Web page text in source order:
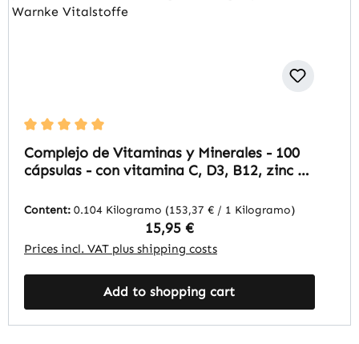
Average rating of 5 out of 5 stars
Complejo de Vitaminas y Minerales - 100
cápsulas - con vitamina C, D3, B12, zinc y
energía y más | Warnke Vitalstoffe
Content: 0.104 Kilogramo (153,37 € / 1 Kilogramo)
Regular price:
15,95 €
Prices incl. VAT plus shipping costs
Add to shopping cart